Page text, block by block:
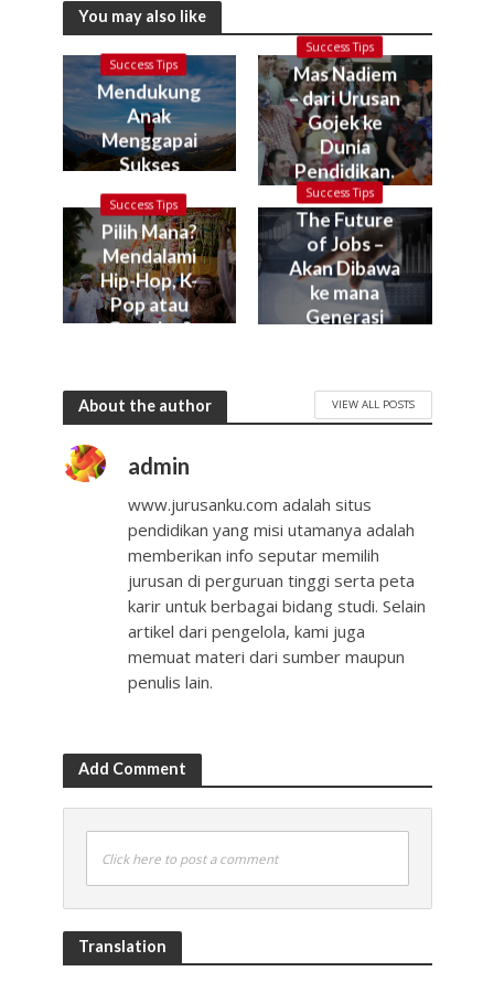
You may also like
Success Tips
Mendukung
Anak
Menggapai
Sukses
Success Tips
Mas Nadiem
– dari Urusan
Gojek ke
Dunia
Pendidikan.
Kok bisa?
Success Tips
Pilih Mana?
Mendalami
Hip-Hop, K-
Pop atau
Gamelan?
Success Tips
The Future
of Jobs –
Akan Dibawa
ke mana
Generasi
About the author VIEW ALL POSTS
admin
www.jurusanku.com adalah situs
pendidikan yang misi utamanya adalah
memberikan info seputar memilih
jurusan di perguruan tinggi serta peta
karir untuk berbagai bidang studi. Selain
artikel dari pengelola, kami juga
memuat materi dari sumber maupun
penulis lain.
Add Comment
Click here to post a comment
Translation